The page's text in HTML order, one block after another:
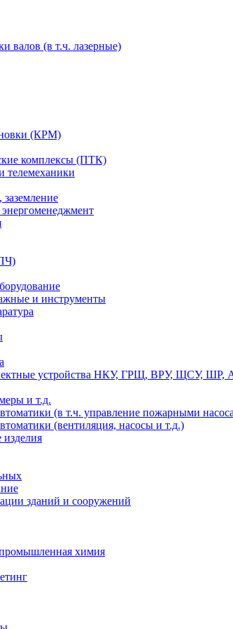
валов (в т.ч. лазерные)
(КРМ)
комплексы (ПТК)
телемеханики
и инструменты
устройства НКУ, ГРЩ, ВРУ, ЩСУ, ШР,
и т.д.
(в т.ч. управление пожарными
(вентиляция, насосы и т.д.)
изделия
зданий и сооружений
химия